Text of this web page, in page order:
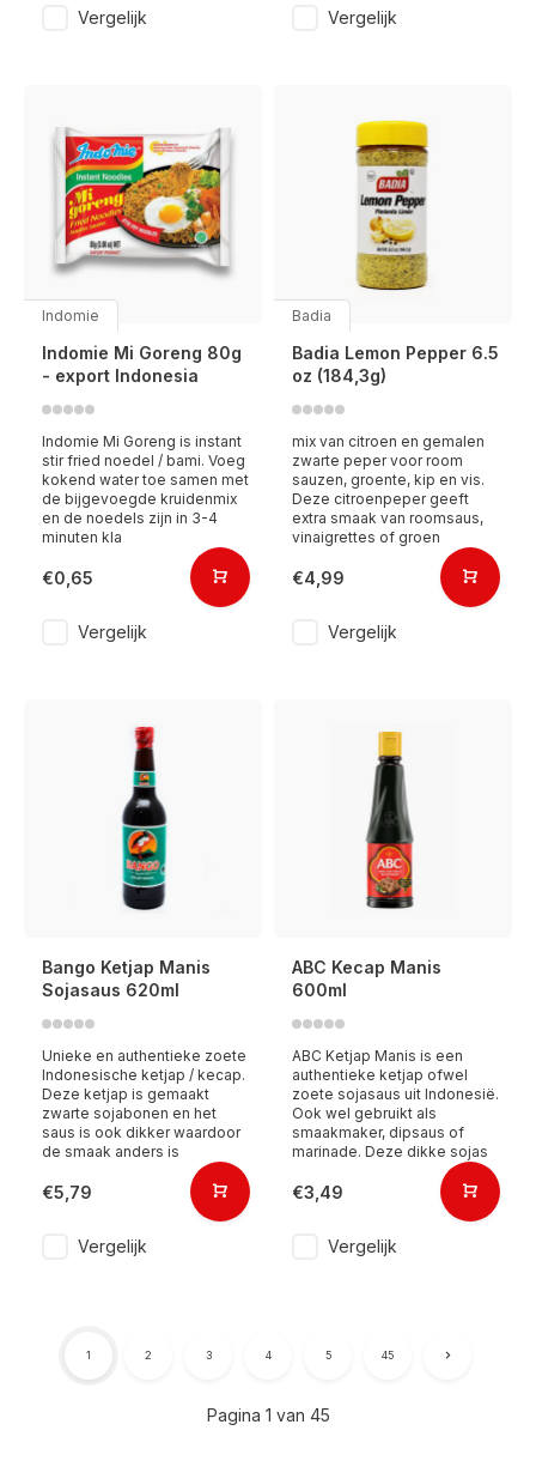
Vergelijk Vergelijk
Indomie
Indomie Mi Goreng 80g
- export Indonesia
Indomie Mi Goreng is instant
stir fried noedel / bami. Voeg
kokend water toe samen met
de bijgevoegde kruidenmix
en de noedels zijn in 3-4
minuten kla
€0,65
Vergelijk
Badia
Badia Lemon Pepper 6.5
oz (184,3g)
mix van citroen en gemalen
zwarte peper voor room
sauzen, groente, kip en vis.
Deze citroenpeper geeft
extra smaak van roomsaus,
vinaigrettes of groen
€4,99
Vergelijk
Bango Ketjap Manis
Sojasaus 620ml
Unieke en authentieke zoete
Indonesische ketjap / kecap.
Deze ketjap is gemaakt
zwarte sojabonen en het
saus is ook dikker waardoor
de smaak anders is
€5,79
Vergelijk
ABC Kecap Manis
600ml
ABC Ketjap Manis is een
authentieke ketjap ofwel
zoete sojasaus uit Indonesië.
Ook wel gebruikt als
smaakmaker, dipsaus of
marinade. Deze dikke sojas
€3,49
Vergelijk
Pagina 1 van 45
1 2 3 4 5 45